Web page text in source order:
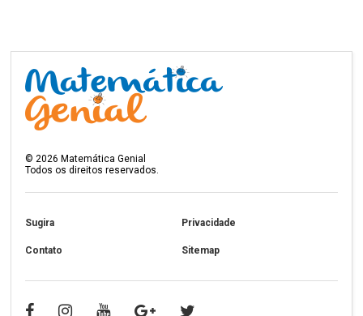
©2026 Matemática Genial
Todos os direitos reservados.
Sugira Privacidade
Contato Sitemap